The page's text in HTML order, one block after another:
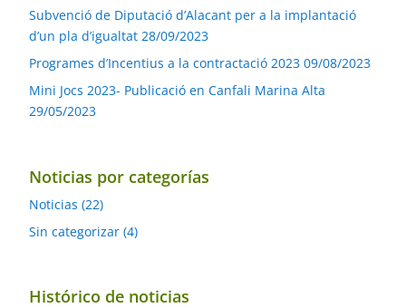
Subvenció de Diputació d’Alacant per a la implantació
d’un pla d’igualtat 28/09/2023
Programes d’Incentius a la contractació 2023 09/08/2023
Mini Jocs 2023- Publicació en Canfali Marina Alta
29/05/2023
Noticias por categorías
Noticias (22)
Sin categorizar (4)
Histórico de noticias